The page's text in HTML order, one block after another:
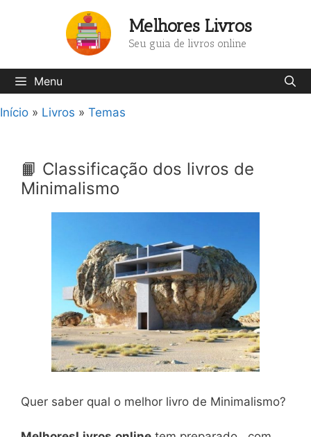
Melhores Livros
Seu guia de livros online
Menu
Início » Livros » Temas
📙 Classificação dos livros de
Minimalismo
Quer saber qual o melhor livro de Minimalismo?